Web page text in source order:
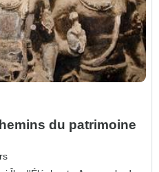
du patrimoine